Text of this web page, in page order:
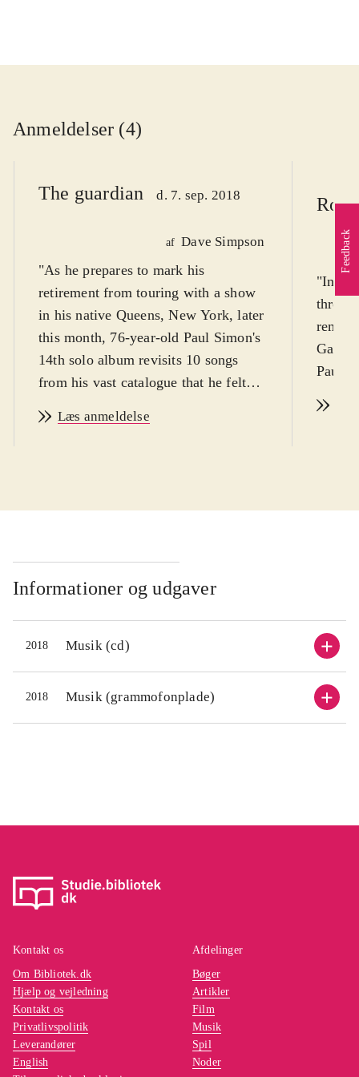
Anmeldelser (4)
The guardian d. 7. sep. 2018
af Dave Simpson
"As he prepares to mark his
retirement from touring with a show
in his native Queens, New York, later
this month, 76-year-old Paul Simon's
14th solo album revisits 10 songs
from his vast catalogue that he felt
and gives them a treatment he
Læs anmeldelse
"In
Paul
Informationer og udgaver
2018 Musik (cd)
2018 Musik (grammofonplade)
Feedback
Kontakt os
Om Bibliotek.dk
Hjælp og vejledning
Kontakt os
Privatlivspolitik
Leverandører
English
Afdelinger
Bøger
Artikler
Film
Musik
Spil
Noder